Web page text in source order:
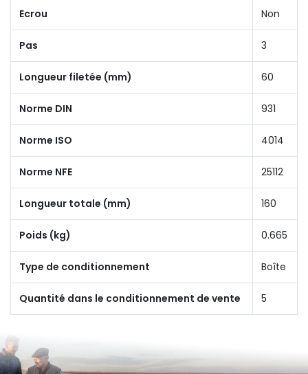
Ecrou Non
Pas 3
Longueur filetée (mm) 60
Norme DIN 931
Norme ISO 4014
Norme NFE 25112
Longueur totale (mm) 160
Poids (kg) 0.665
Type de conditionnement Boîte
Quantité dans le conditionnement de vente 5